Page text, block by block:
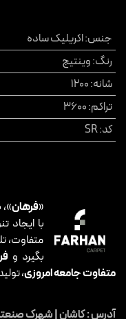
جنس:اکریلیک ساده
رنگ:وینتیج
شانه:
1200
تراکم:
3600
کد:
SR
«فرهان
با ایجاد
متفاوت،
بگیرد و
متفاوت جامعه امروزی،
آدرس : کاشان | شهرک